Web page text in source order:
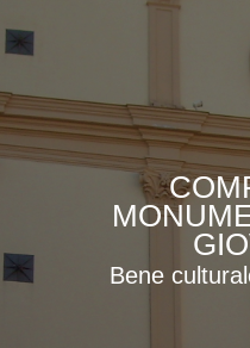
Bene